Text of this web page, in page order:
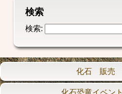
検索
検索:
化石 販売